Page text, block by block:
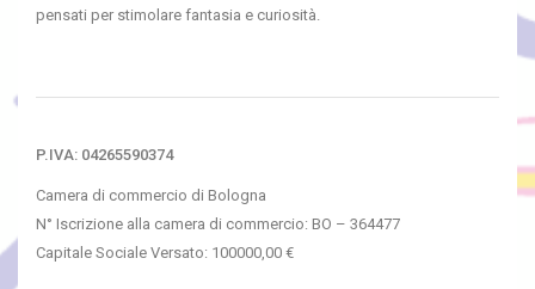
pensati per stimolare fantasia e curiosità.
P.IVA: 04265590374
Camera di commercio di Bologna
N° Iscrizione alla camera di commercio: BO – 364477
Capitale Sociale Versato: 100000,00 €